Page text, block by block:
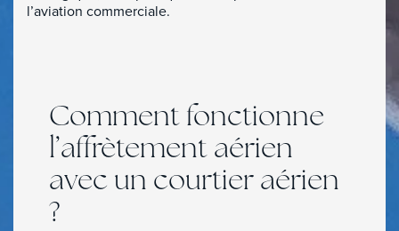
l’aviation commerciale.
Comment fonctionne
l’affrètement aérien
avec un courtier aérien
?